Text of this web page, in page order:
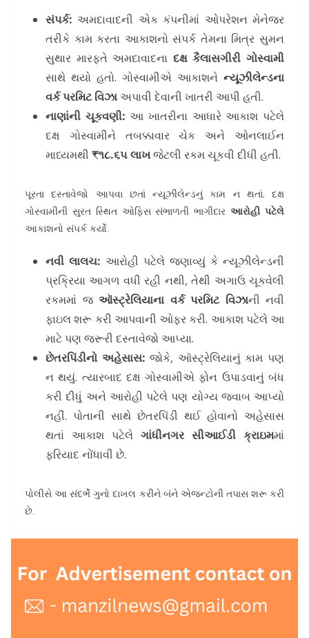
સંપર્ક: અમદાવાદની એક કંપનીમાં ઓપરેશન મેનેજર
તરીકે કામ કરતા આકાશનો સંપર્ક તેમના મિત્ર સુમન
સુથાર મારફતે અમદાવાદના દક્ષ કૈલાસગીરી ગોસ્વામી
સાથે થયો હતો. ગોસ્વામીએ આકાશને ન્યૂઝીલેન્ડના
વર્ક પરમિટ વિઝા અપાવી દેવાની ખાતરી આપી હતી.
નાણાંની ચૂકવણી: આ ખાતરીના આધારે આકાશ પટેલે
દક્ષ ગોસ્વામીને તબક્કાવાર ચેક અને ઓનલાઈન
માધ્યમથી ₹૧૮.૬૫ લાખજેટલી રકમ ચૂકવી દીધી હતી.
પૂરતા દસ્તાવેજો આપવા છતાં ન્યૂઝીલેન્ડનું કામ ન થતાં, દક્ષ
ગોસ્વામીની સુરત સ્થિત ઓફિસ સંભાળતી ભાગીદારઆરોહી પટેલે
આકાશનો સંપર્ક કર્યો.
નવી લાલચ: આરોહી પટેલે જણાવ્યું કે ન્યૂઝીલેન્ડની
પ્રક્રિયા આગળ વધી રહી નથી, તેથી અગાઉ ચૂકવેલી
રકમમાં જ ઑસ્ટ્રેલિયાના વર્ક પરમિટ વિઝાની નવી
ફાઇલ શરૂ કરી આપવાની ઓફર કરી. આકાશ પટેલે આ
માટે પણ જરૂરી દસ્તાવેજો આપ્યા.
છેતરપિંડીનો અહેસાસ: જોકે, ઑસ્ટ્રેલિયાનું કામ પણ
ન થયું. ત્યારબાદ દક્ષ ગોસ્વામીએ ફોન ઉપાડવાનું બંધ
કરી દીધું અને આરોહી પટેલે પણ યોગ્ય જવાબ આપ્યો
નહીં. પોતાની સાથે છેતરપિંડી થઈ હોવાનો અહેસાસ
થતાં આકાશ પટેલે ગાંધીનગર સીઆઈડી ક્રાઇમમાં
ફરિયાદ નોંધાવી છે.
પોલીસે આ સંદર્ભે ગુનો દાખલ કરીને બંને એજન્ટોની તપાસ શરૂ કરી
છે.